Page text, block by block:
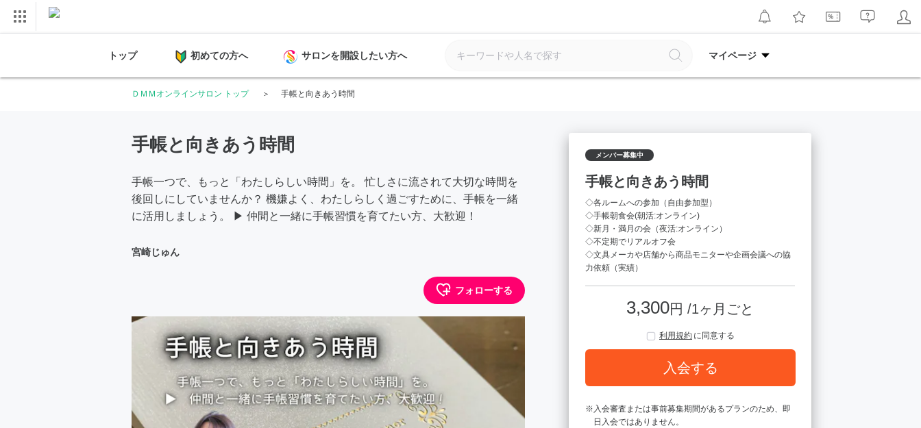
トップ 初めての方へ サロンを開設したい方へ マイページ
ＤＭＭオンラインサロン トップ 手帳と向きあう時間
手帳と向きあう時間
手帳一つで、もっと「わたしらしい時間」を。 忙しさに流されて大切な時間を
後回しにしていませんか？ 機嫌よく、わたしらしく過ごすために、手帳を一緒
に活用しましょう。 ▶︎ 仲間と一緒に手帳習慣を育てたい方、大歓迎！
宮崎じゅん
フォローする
メンバー募集中
手帳と向きあう時間
◇各ルームへの参加（自由参加型）
◇手帳朝食会(朝活:オンライン)
◇新月・満月の会（夜活:オンライン）
◇不定期でリアルオフ会
◇文具メーカや店舗から商品モニターや企画会議への協
力依頼（実績）
3,300円 /1ヶ月ごと
利用規約 に同意する
入会する
入会審査または事前募集期間があるプランのため、即
日入会ではありません。